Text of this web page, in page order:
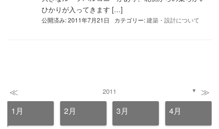
ひかりが入ってきます […]
公開済み: 2011年7月21日 カテゴリー:建築・設計について
≪ 2011 ▼ ≫
1月 2月 3月 4月